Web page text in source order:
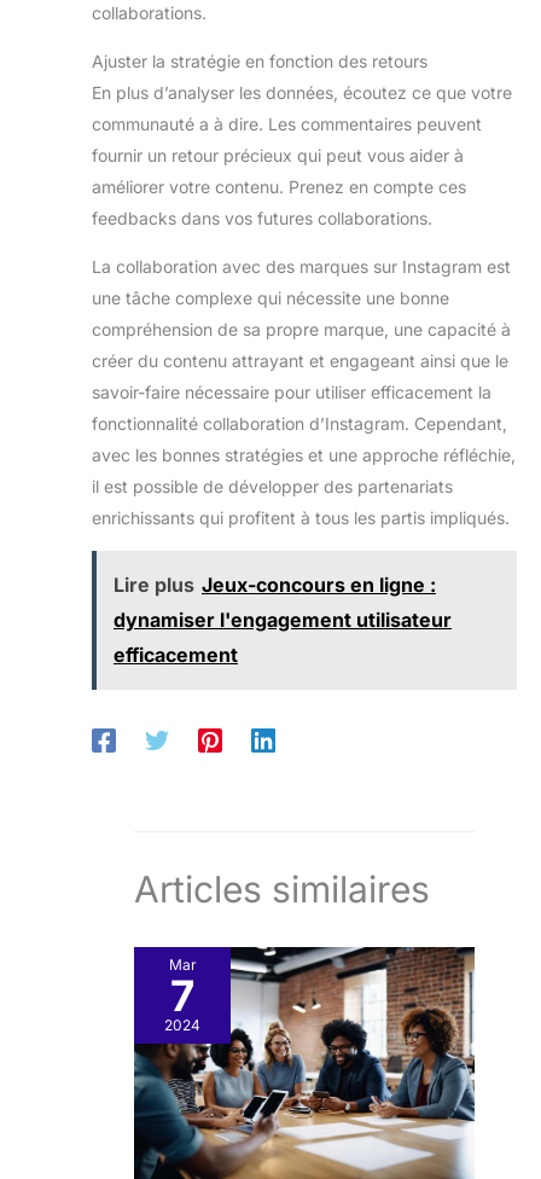
collaborations.
Ajuster la stratégie en fonction des retours
En plus d’analyser les données, écoutez ce que votre
communauté a à dire. Les commentaires peuvent
fournir un retour précieux qui peut vous aider à
améliorer votre contenu. Prenez en compte ces
feedbacks dans vos futures collaborations.
La collaboration avec des marques sur Instagram est
une tâche complexe qui nécessite une bonne
compréhension de sa propre marque, une capacité à
créer du contenu attrayant et engageant ainsi que le
savoir-faire nécessaire pour utiliser efficacement la
fonctionnalité collaboration d’Instagram. Cependant,
avec les bonnes stratégies et une approche réfléchie,
il est possible de développer des partenariats
enrichissants qui profitent à tous les partis impliqués.
Lire plus Jeux-concours en ligne :
dynamiser l'engagement utilisateur
efficacement
Articles similaires
Mar
7
2024